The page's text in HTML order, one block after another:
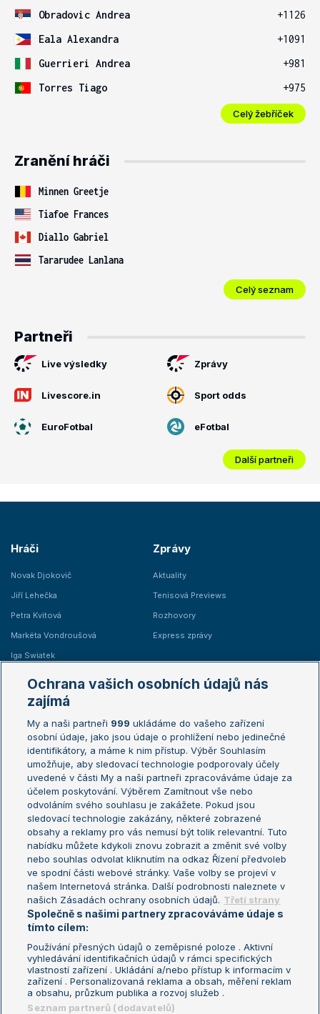
Obradovic Andrea
+1126
Eala Alexandra
+1091
Guerrieri Andrea
+981
Torres Tiago
+975
Celý žebříček
Zranění hráči
Minnen Greetje
Tiafoe Frances
Diallo Gabriel
Tararudee Lanlana
Celý seznam
Partneři
Live výsledky Zprávy
Livescore.in Sport odds
EuroFotbal eFotbal
Další partneři
Hráči
Novak Djokovič
Jiří Lehečka
Petra Kvitová
Markéta Vondroušová
Iga Swiatek
Zprávy
Aktuality
Tenisová Previews
Rozhovory
Express zprávy
Žebříčky
Žebříček ATP (muži)
Žebříček WTA (ženy)
Sázkařský žebříček
Australian Open
French Open
Wimbledon
US Open
Turnaj mistrů
Turnaj mistryň
Aktualní trendy
Fotbalové přestupy
Livesport Daily
LS Prague Open
Podmínky užití
Nastavení soukromí
GDPR a žurnalistika
Reklama
Kontakt
Informace o zpracování osobních
údajů
Ochrana vašich osobních údajů nás
zajímá
My a naši partneři 999 ukládáme do vašeho zařízení
osobní údaje, jako jsou údaje o prohlížení nebo jedinečné
identifikátory, a máme k nim přístup. Výběr Souhlasím
umožňuje, aby sledovací technologie podporovaly účely
uvedené v části My a naši partneři zpracováváme údaje za
účelem poskytování. Výběrem Zamítnout vše nebo
odvoláním svého souhlasu je zakážete. Pokud jsou
sledovací technologie zakázány, některé zobrazené
obsahy a reklamy pro vás nemusí být tolik relevantní. Tuto
nabídku můžete kdykoli znovu zobrazit a změnit své volby
nebo souhlas odvolat kliknutím na odkaz Řízení předvoleb
ve spodní části webové stránky. Vaše volby se projeví v
našem Internetová stránka. Další podrobnosti naleznete v
našich Zásadách ochrany osobních údajů. Třetí strany
Společně s našimi partnery zpracováváme údaje s
tímto cílem:
Používání přesných údajů o zeměpisné poloze . Aktivní
vyhledávání identifikačních údajů v rámci specifických
vlastností zařízení . Ukládání a/nebo přístup k informacím v
zařízení . Personalizovaná reklama a obsah, měření reklam
a obsahu, průzkum publika a rozvoj služeb .
Seznam partnerů (dodavatelů)